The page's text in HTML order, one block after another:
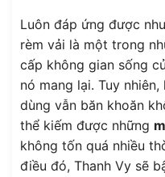
Luôn đáp ứng được
rèm vải là một trong
cấp không gian sống
nó mang lại. Tuy
dùng vẫn băn khoăn
thể kiếm được những
không tốn quá nhiều
điều đó, Thanh Vy sẽ